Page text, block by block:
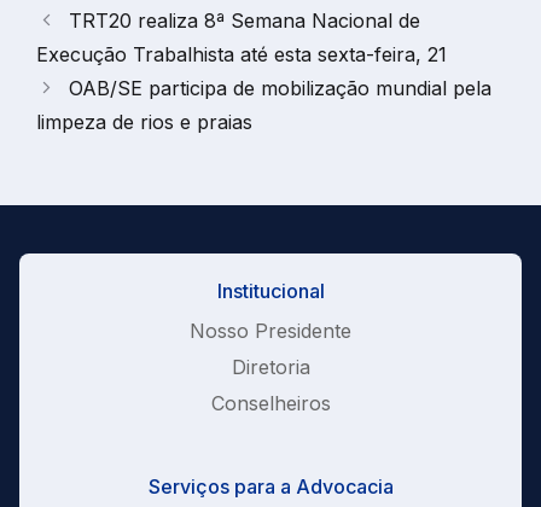
TRT20 realiza 8ª Semana Nacional de
Execução Trabalhista até esta sexta-feira, 21
OAB/SE participa de mobilização mundial pela
limpeza de rios e praias
Institucional
Nosso Presidente
Diretoria
Conselheiros
Serviços para a Advocacia